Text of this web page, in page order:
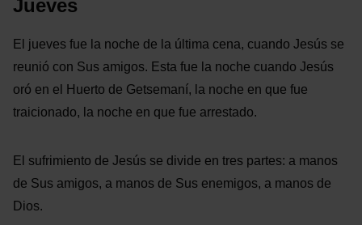
Jueves
El jueves fue la noche de la última cena, cuando Jesús se
reunió con Sus amigos. Esta fue la noche cuando Jesús
oró en el Huerto de Getsemaní, la noche en que fue
traicionado, la noche en que fue arrestado.
El sufrimiento de Jesús se divide en tres partes: a manos
de Sus amigos, a manos de Sus enemigos, a manos de
Dios.